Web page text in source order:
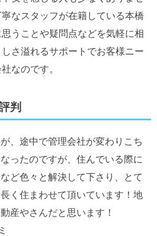
なスタッフが在籍している本橋
うことや疑問点などを気軽に相
さ溢れるサポートでお客様ニー
なのです。
判
、途中で管理会社が変わりこち
ったのですが、住んでいる際に
ど色々と解決して下さり、とて
く住まわせて頂いています！地
産やさんだと思います！